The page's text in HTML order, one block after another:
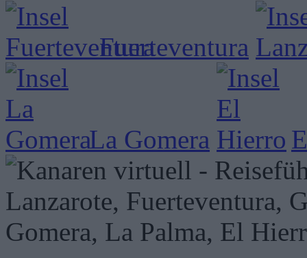
Fuerteventura
La Gomera